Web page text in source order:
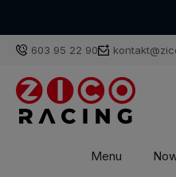
603 95 22 90
Menu